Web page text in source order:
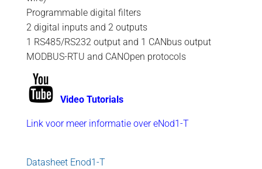
Programmable digital filters
2 digital inputs and 2 outputs
1 RS485/RS232 output and 1 CANbus output
MODBUS-RTU and CANOpen protocols
Video Tutorials
Link voor meer informatie over eNod1-T
Datasheet Enod1-T